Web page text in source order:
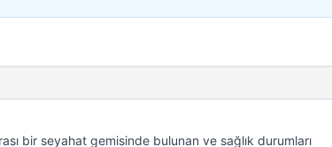
bir seyahat gemisinde bulunan ve sağlık durumları